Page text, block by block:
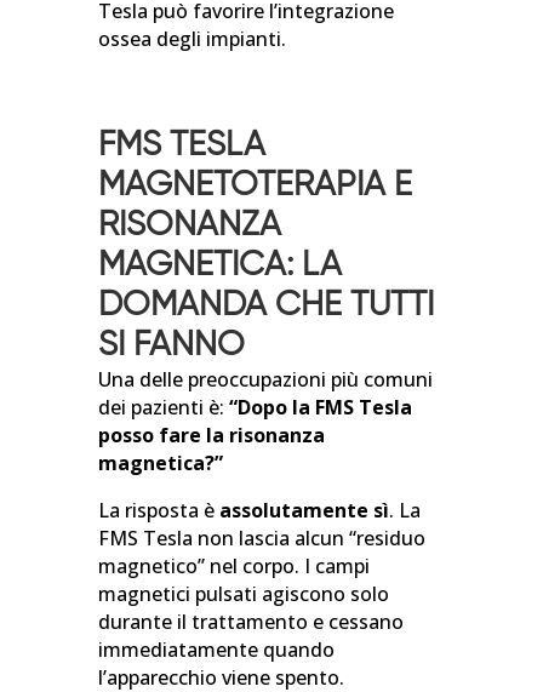
Tesla può favorire l’integrazione
ossea degli impianti.
FMS TESLA
MAGNETOTERAPIA E
RISONANZA
MAGNETICA: LA
DOMANDA CHE TUTTI
SI FANNO
Una delle preoccupazioni più comuni
dei pazienti è: “Dopo la FMS Tesla
posso fare la risonanza
magnetica?”
La risposta è assolutamente sì. La
FMS Tesla non lascia alcun “residuo
magnetico” nel corpo. I campi
magnetici pulsati agiscono solo
durante il trattamento e cessano
immediatamente quando
l’apparecchio viene spento.